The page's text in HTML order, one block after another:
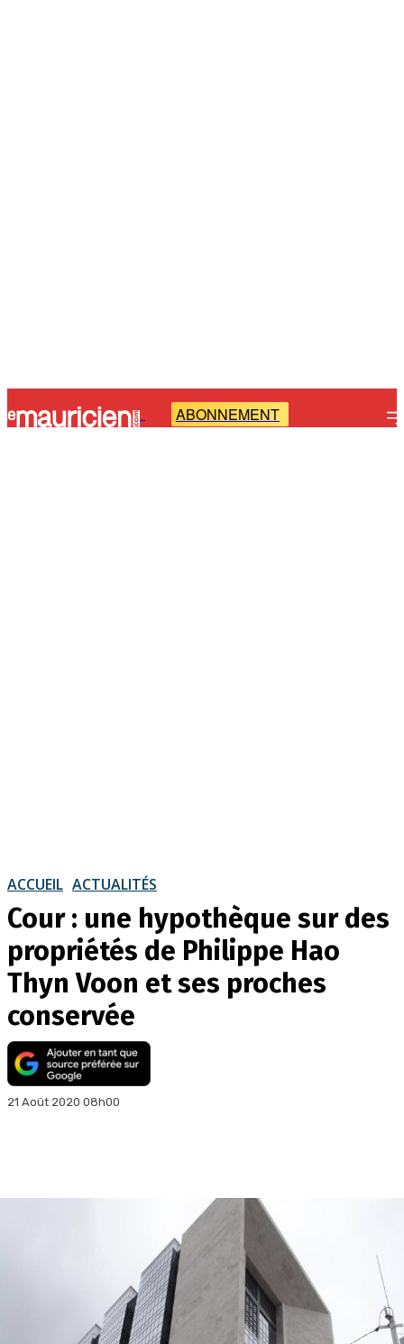
- ABONNEMENT
ACCUEIL ACTUALITÉS
Cour : une hypothèque sur des
propriétés de Philippe Hao
Thyn Voon et ses proches
conservée
21 Août 2020 08h00